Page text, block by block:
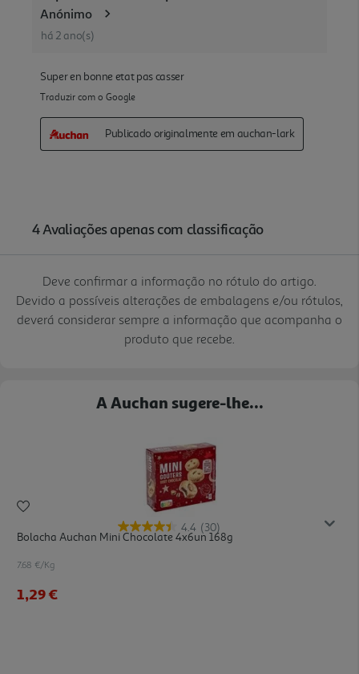
Deve confirmar a informação no rótulo do artigo.
Devido a possíveis alterações de embalagens e/ou rótulos,
deverá considerar sempre a informação que acompanha o
produto que recebe.
A Auchan sugere-lhe...
4.4 (30)
Bolacha Auchan Mini Chocolate 4x6un 168g
7.68 €/Kg
1,29 €